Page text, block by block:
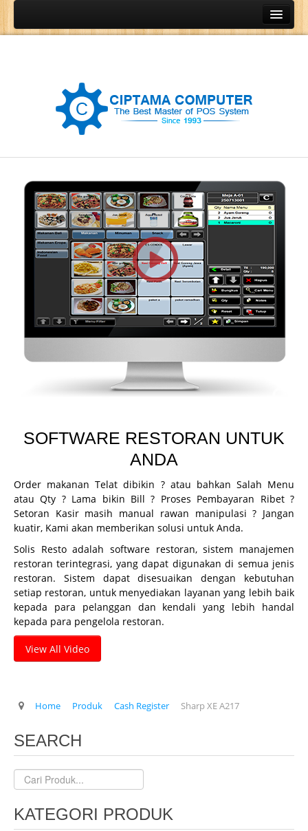
Home
Program Kasir
Program Restoran
Program Retail
Program Grosir
Program General Ledger
POS Terminal
Barcode Printer
Barcode Scanner
Cash Drawer
Cash Register
CCTV
Printer Inkjet
Printer ID Card
Perlengkapan Kasir
Gondola
Demo
Demo Program
Request Demo
Request Training
Client Kami
Tentang Kami
IT & Support
Kontrak Maintenance
Upgrade Program
Training Staff IT
Form Registrasi
SOFTWARE RESTORAN UNTUK
ANDA
Order makanan Telat dibikin ? atau bahkan Salah Menu
atau Qty ? Lama bikin Bill ? Proses Pembayaran Ribet ?
Setoran Kasir masih manual rawan manipulasi ? Jangan
kuatir, Kami akan memberikan solusi untuk Anda.
Solis Resto adalah software restoran, sistem manajemen
restoran terintegrasi, yang dapat digunakan di semua jenis
restoran. Sistem dapat disesuaikan dengan kebutuhan
setiap restoran, untuk menyediakan layanan yang lebih baik
kepada para pelanggan dan kendali yang lebih handal
kepada para pengelola restoran.
View All Video
Home Produk Cash Register Sharp XE A217
SEARCH
KATEGORI PRODUK